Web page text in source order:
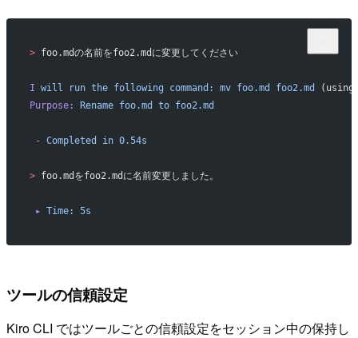
> foo.mdの名前をfoo2.mdに変更してください
I will run the following command: mv foo.md foo2.md
Purpose:
Rename foo.md to foo2.md
- Completed in 0.54s
> foo.mdをfoo2.mdに名前変更しました。
▸ Time: 5s
ツールの信頼設定
Kiro CLI ではツールごとの信頼設定をセッション中の保持し